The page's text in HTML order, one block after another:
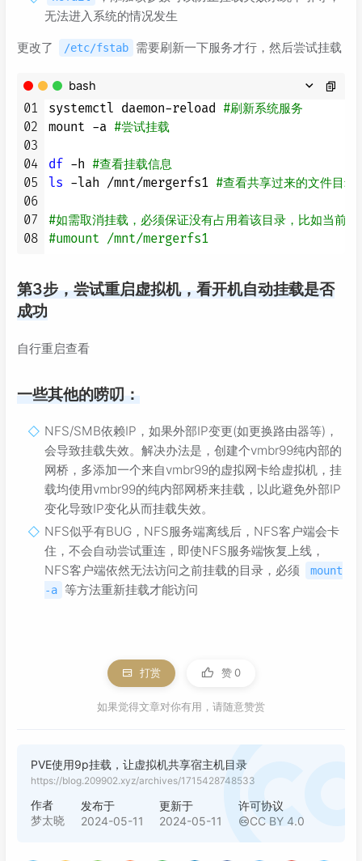
无法进入系统的情况发生
更改了 /etc/fstab 需要刷新一下服务才行，然后尝试挂载
bash
01
02
03
04
05
06
07
08
systemctl daemon-reload #刷新系统服务
mount -a #尝试挂载
df -h #查看挂载信息
ls -lah /mnt/mergerfs1 #查看共享过来的文件目录
#如需取消挂载，必须保证没有占用着该目录，比如当前
#umount /mnt/mergerfs1
第3步，尝试重启虚拟机，看开机自动挂载是否
成功
自行重启查看
一些其他的唠叨：
NFS/SMB依赖IP，如果外部IP变更(如更换路由器等)，
会导致挂载失效。解决办法是，创建个vmbr99纯内部的
网桥，多添加一个来自vmbr99的虚拟网卡给虚拟机，挂
载均使用vmbr99的纯内部网桥来挂载，以此避免外部IP
变化导致IP变化从而挂载失效。
NFS似乎有BUG，NFS服务端离线后，NFS客户端会卡
住，不会自动尝试重连，即使NFS服务端恢复上线，
NFS客户端依然无法访问之前挂载的目录，必须
mount
-a 等方法重新挂载才能访问
打赏 赞 0
如果觉得文章对你有用，请随意赞赏
PVE使用9p挂载，让虚拟机共享宿主机目录
https://blog.209902.xyz/archives/1715428748533
作者
梦太晓
发布于
2024-05-11
更新于
2024-05-11
许可协议
CC BY 4.0